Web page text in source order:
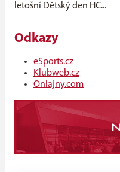
letošní Dětský den HC...
Odkazy
eSports.cz
Klubweb.cz
Onlajny.com